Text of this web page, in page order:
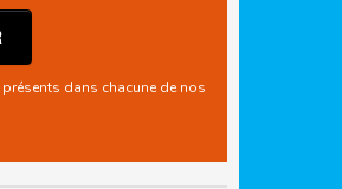
dans chacune de nos